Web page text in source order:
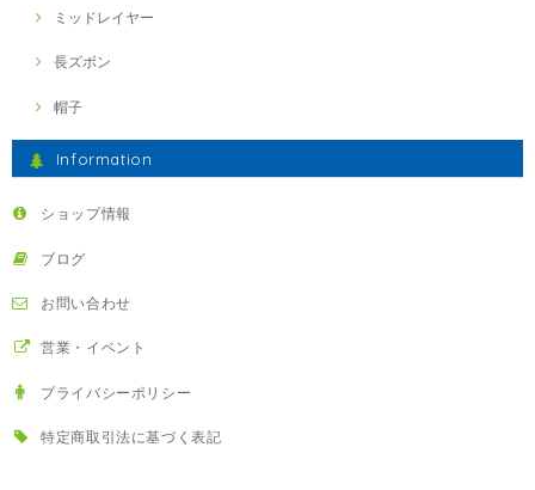
ミッドレイヤー
長ズボン
帽子
Information
ショップ情報
ブログ
お問い合わせ
営業・イベント
プライバシーポリシー
特定商取引法に基づく表記